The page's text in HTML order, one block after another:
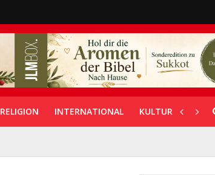
RELIGION INTERNATIONAL KULTUR